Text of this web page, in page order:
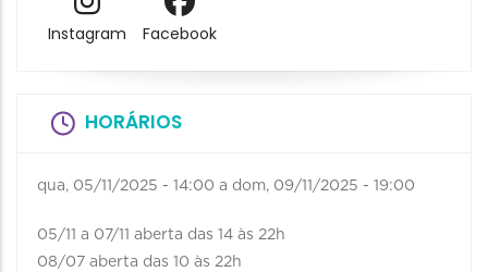
Instagram Facebook
HORÁRIOS
qua, 05/11/2025 - 14:00 a dom, 09/11/2025 - 19:00
05/11 a 07/11 aberta das 14 às 22h
08/07 aberta das 10 às 22h